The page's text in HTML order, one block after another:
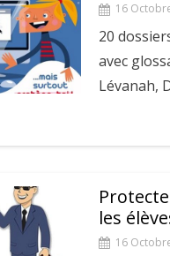
16
20
avec
Lévanah,
les
16